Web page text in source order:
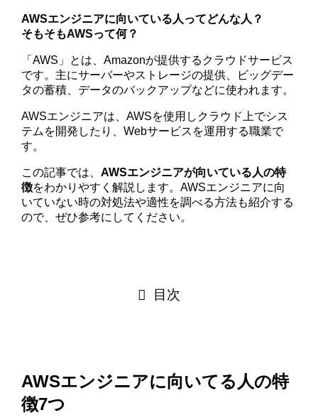
AWSエンジニアに向いている人ってどんな人？
そもそもAWSって何？
「AWS」とは、Amazonが提供するクラウドサービス
です。主にサーバーやストレージの提供、ビッグデー
タの蓄積、データのバックアップなどに使われます。
AWSエンジニアは、AWSを使用しクラウド上でシス
テムを開発したり、Webサービスを運用する職業で
す。
この記事では、AWSエンジニアが向いている人の特
徴をわかりやすく解説します。AWSエンジニアに向
いていない時の対処法や適性を調べる方法も紹介する
ので、ぜひ参考にしてください。
目次
AWSエンジニアに向いてる人の特
徴7つ